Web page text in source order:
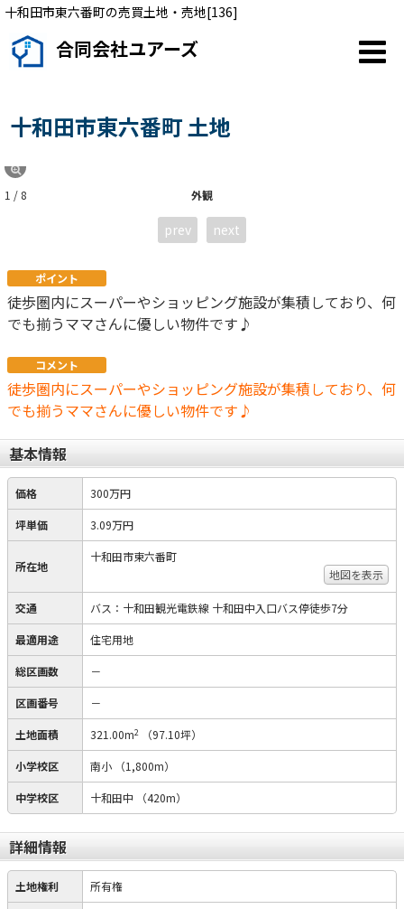
十和田市東六番町の売買土地・売地[136]
合同会社ユアーズ
十和田市東六番町 土地
外観
1 / 8
prev next
ポイント
徒歩圏内にスーパーやショッピング施設が集積しており、何
でも揃うママさんに優しい物件です♪
コメント
徒歩圏内にスーパーやショッピング施設が集積しており、何
でも揃うママさんに優しい物件です♪
基本情報
価格 300万円
坪単価 3.09万円
所在地
十和田市東六番町
地図を表示
交通 バス：十和田観光電鉄線 十和田中入口バス停徒歩7分
最適用途 住宅用地
総区画数 －
区画番号 －
土地面積 321.00m2 （97.10坪）
小学校区 南小 （1,800m）
中学校区 十和田中 （420m）
詳細情報
土地権利 所有権